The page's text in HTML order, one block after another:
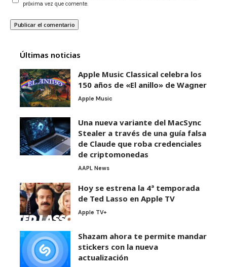
próxima vez que comente.
Últimas noticias
Apple Music Classical celebra los
150 años de «El anillo» de Wagner
Apple Music
Una nueva variante del MacSync
Stealer a través de una guía falsa
de Claude que roba credenciales
de criptomonedas
AAPL News
Hoy se estrena la 4ª temporada
de Ted Lasso en Apple TV
Apple TV+
Shazam ahora te permite mandar
stickers con la nueva
actualización